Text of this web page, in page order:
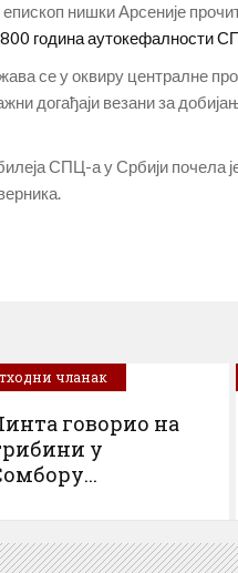
нишки Арсеније
година аутокефалности
се у оквиру централне
догађаји везани за
СПЦ-а у Србији почела
чланак
говорио на
у